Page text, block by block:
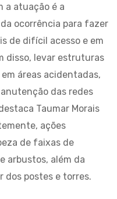
a atuação é a
ocorrência para fazer
de difícil acesso e em
disso, levar estruturas
áreas acidentadas,
das redes
Taumar Morais
ações
de faixas de
arbustos, além da
dos postes e torres.